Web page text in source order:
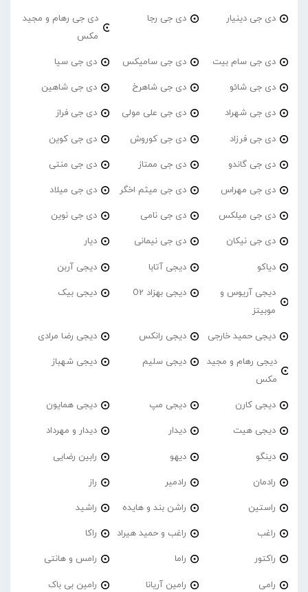
دی جی دینیار دی جی رجا
دی جی رهام و مجید
مکس
دی جی سام بیت دی جی سامیکس دی جی سیا
دی جی شائو دی جی شاهرخ دی جی شاهین
دی جی شهراد دی جی علی مولی دی جی فراز
دی جی فرزاد دی جی کوروش دی جی کوین
دی جی گاندو دی جی ممتاز دی جی منتی
دی جی مهراس دی جی میثم اخگر دی جی میلاد
دی جی میلکس دی جی نامی دی جی نوین
دی جی نیکان دی جی نیمانی دیار
دیاکو دیجی آتابا دیجی آربن
دیجی آریوس و
موبیتز
دیجی بهزاد O2 دیجی بیک
دیجی حمید خارجی دیجی رانکس دیجی رضا مرادی
دیجی رهام و مجید
مکس
دیجی سلیم دیجی شهباز
دیجی کارن دیجی مپ دیجی همایون
دیجی هیت دیدار دیدار و مهرداد
دینگو دیهو رابین رضایی
رادمان رادمیر راز
راستین راشن بند و هایده راشید
راغب راغب و حمید هیراد راکا
راکتور راما رامس و هانتی
رامی رامین آریانا رامین بی باک